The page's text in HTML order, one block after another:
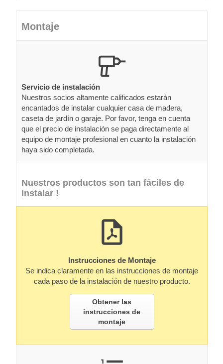
Montaje
Servicio de instalación
Nuestros socios altamente calificados estarán
encantados de instalar cualquier casa de madera,
caseta de jardín o garaje. Por favor, tenga en cuenta
que el precio de instalación se paga directamente al
equipo de montaje profesional en cuanto la instalación
haya sido completada.
Nuestros productos son tan fáciles de
instalar !
Instrucciones de Montaje
Se indica claramente en las instrucciones de montaje
cada paso de la instalación de nuestro producto.
Obtener las
instrucciones de
montaje